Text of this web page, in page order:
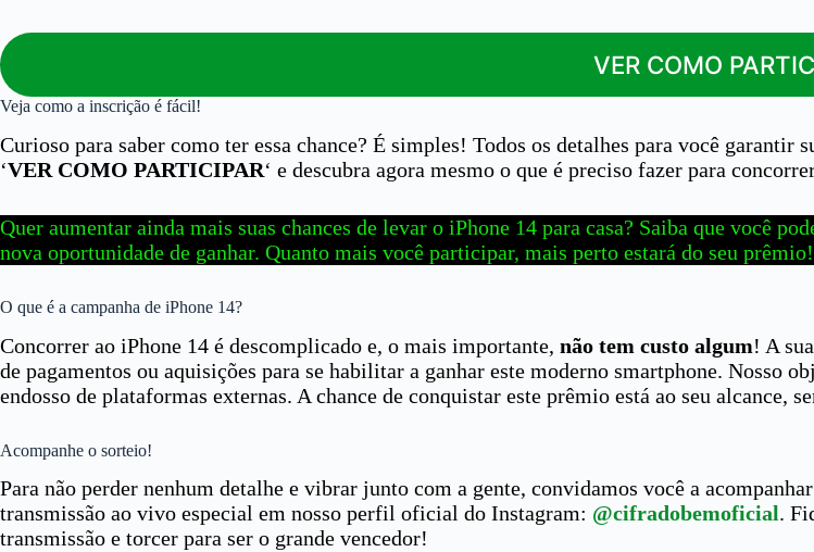
VER COMO
Veja como a inscrição é fácil!
Curioso para saber como ter essa chance? É simples! Todos os detalhes para você
‘VER COMO PARTICIPAR‘ e descubra agora mesmo o que é preciso fazer para
Quer aumentar ainda mais suas chances de levar o iPhone 14 para casa? Saiba que você
nova oportunidade de ganhar. Quanto mais você participar, mais perto estará do seu prêmio!
O que é a campanha de iPhone 14?
Concorrer ao iPhone 14 é descomplicado e, o mais importante, não tem custo algum! A
de pagamentos ou aquisições para se habilitar a ganhar este moderno smartphone. Nosso
endosso de plataformas externas. A chance de conquistar este prêmio está ao seu alcance,
Acompanhe o sorteio!
Para não perder nenhum detalhe e vibrar junto com a gente, convidamos você a
transmissão ao vivo especial em nosso perfil oficial do Instagram: @cifradobemoficial.
transmissão e torcer para ser o grande vencedor!